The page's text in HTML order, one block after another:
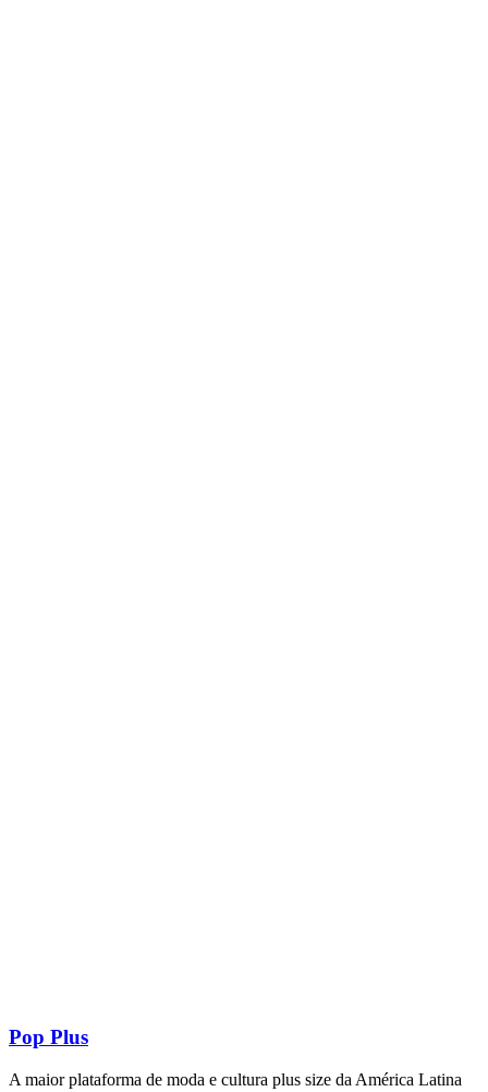
Pop Plus
A maior plataforma de moda e cultura plus size da América Latina